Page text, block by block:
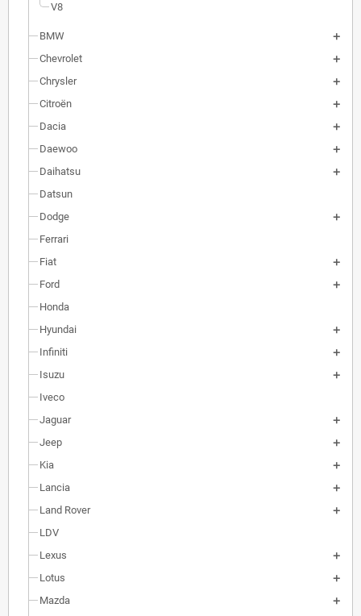
V8
BMW
Chevrolet
Chrysler
Citroën
Dacia
Daewoo
Daihatsu
Datsun
Dodge
Ferrari
Fiat
Ford
Honda
Hyundai
Infiniti
Isuzu
Iveco
Jaguar
Jeep
Kia
Lancia
Land Rover
LDV
Lexus
Lotus
Mazda